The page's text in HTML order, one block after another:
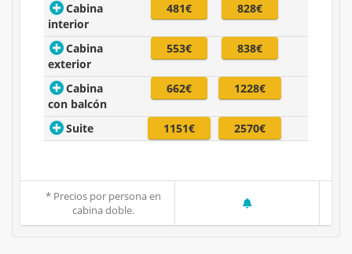
Cabina
interior
481€ 828€
Cabina
exterior
553€ 838€
Cabina
con balcón
662€ 1228€
Suite 1151€ 2570€
* Precios por persona en
cabina doble.